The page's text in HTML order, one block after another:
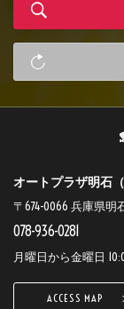
オートプラザ明石（
〒674-0066 兵庫県明
078-936-0281
月曜日から金曜日
ACCESS MAP